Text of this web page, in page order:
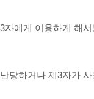
에게 이용하게 해
하거나 제3자가